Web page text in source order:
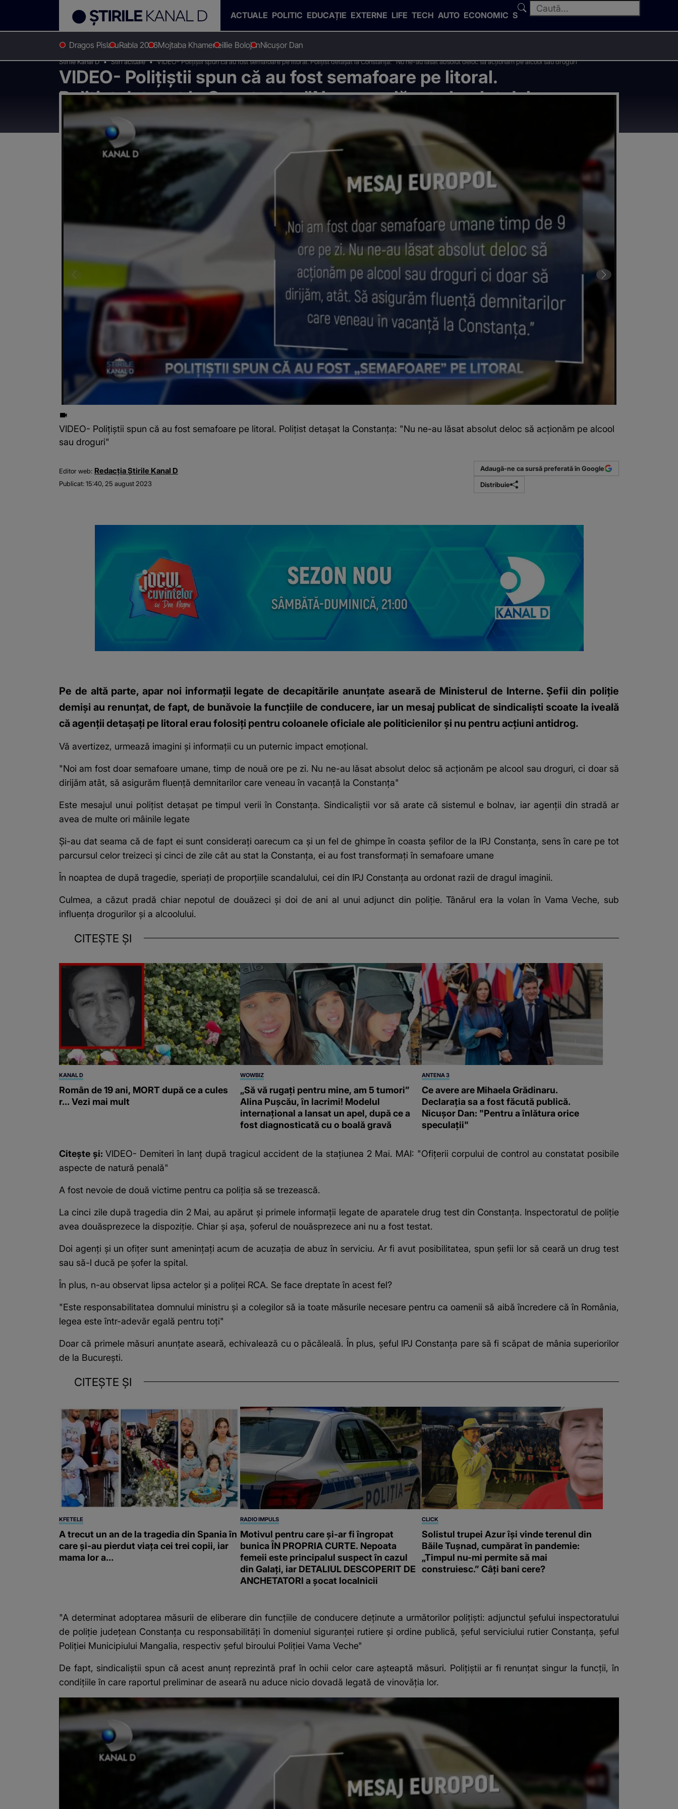
ACTUALE POLITIC EDUCAȚIE EXTERNE LIFE TECH AUTO ECONOMIC SPORT
Dragos PislaruRabla 2026Mojtaba KhameneiIlie BolojanNicușor Dan
Stirile Kanal D Stiri actuale VIDEO- Polițiștii spun că au fost semafoare pe litoral. Polițist detașat la Constanța: "Nu ne-au lăsat absolut deloc să acționăm pe alcool sau droguri"
VIDEO- Polițiștii spun că au fost semafoare pe litoral.
Polițist detașat la Constanța: "Nu ne-au lăsat absolut deloc
să acționăm pe alcool sau droguri"
VIDEO- Polițiștii spun că au fost semafoare pe litoral. Polițist detașat la Constanța: "Nu ne-au lăsat absolut deloc să acționăm pe alcool
sau droguri"
Editor web: Redacția Știrile Kanal D
Publicat:15:40, 25 august 2023
Adaugă-ne ca sursă preferată în Google
Distribuie
Pe de altă parte, apar noi informații legate de decapitările anunțate aseară de Ministerul de Interne. Șefii din poliție
demiși au renunțat, de fapt, de bunăvoie la funcțiile de conducere, iar un mesaj publicat de sindicaliști scoate la iveală
că agenții detașați pe litoral erau folosiți pentru coloanele oficiale ale politicienilor și nu pentru acțiuni antidrog.
Vă avertizez, urmează imagini și informații cu un puternic impact emoțional.
"Noi am fost doar semafoare umane, timp de nouă ore pe zi. Nu ne-au lăsat absolut deloc să acționăm pe alcool sau droguri, ci doar să
dirijăm atât, să asigurăm fluență demnitarilor care veneau în vacanță la Constanța"
Este mesajul unui polițist detașat pe timpul verii în Constanța. Sindicaliștii vor să arate că sistemul e bolnav, iar agenții din stradă ar
avea de multe ori mâinile legate
Și-au dat seama că de fapt ei sunt considerați oarecum ca și un fel de ghimpe în coasta șefilor de la IPJ Constanța, sens în care pe tot
parcursul celor treizeci și cinci de zile cât au stat la Constanța, ei au fost transformați în semafoare umane
În noaptea de după tragedie, speriați de proporțiile scandalului, cei din IPJ Constanța au ordonat razii de dragul imaginii.
Culmea, a căzut pradă chiar nepotul de douăzeci și doi de ani al unui adjunct din poliție. Tânărul era la volan în Vama Veche, sub
influența drogurilor și a alcoolului.
CITEȘTE ȘI
KANAL D
Român de 19 ani, MORT după ce a cules
r... Vezi mai mult
WOWBIZ
„Să vă rugați pentru mine, am 5 tumori”
Alina Pușcău, în lacrimi! Modelul
internațional a lansat un apel, după ce a
fost diagnosticată cu o boală gravă
ANTENA 3
Ce avere are Mihaela Grădinaru.
Declarația sa a fost făcută publică.
Nicușor Dan: "Pentru a înlătura orice
speculații"
Citește și: VIDEO- Demiteri în lanț după tragicul accident de la stațiunea 2 Mai. MAI: "Ofițerii corpului de control au constatat posibile
aspecte de natură penală"
A fost nevoie de două victime pentru ca poliția să se trezească.
La cinci zile după tragedia din 2 Mai, au apărut și primele informații legate de aparatele drug test din Constanța. Inspectoratul de poliție
avea douăsprezece la dispoziție. Chiar și așa, șoferul de nouăsprezece ani nu a fost testat.
Doi agenți și un ofițer sunt amenințați acum de acuzația de abuz în serviciu. Ar fi avut posibilitatea, spun șefii lor să ceară un drug test
sau să-l ducă pe șofer la spital.
În plus, n-au observat lipsa actelor și a poliței RCA. Se face dreptate în acest fel?
"Este responsabilitatea domnului ministru și a colegilor să ia toate măsurile necesare pentru ca oamenii să aibă încredere că în România,
legea este într-adevăr egală pentru toți"
Doar că primele măsuri anunțate aseară, echivalează cu o păcăleală. În plus, șeful IPJ Constanța pare să fi scăpat de mânia superiorilor
de la București.
CITEȘTE ȘI
KFETELE
A trecut un an de la tragedia din Spania în
care și-au pierdut viața cei trei copii, iar
mama lor a…
RADIO IMPULS
Motivul pentru care și-ar fi îngropat
bunica ÎN PROPRIA CURTE. Nepoata
femeii este principalul suspect în cazul
din Galați, iar DETALIUL DESCOPERIT DE
ANCHETATORI a șocat localnicii
CLICK
Solistul trupei Azur își vinde terenul din
Băile Tușnad, cumpărat în pandemie:
„Timpul nu-mi permite să mai
construiesc.” Câți bani cere?
"A determinat adoptarea măsurii de eliberare din funcțiile de conducere deținute a următorilor polițiști: adjunctul șefului inspectoratului
de poliție județean Constanța cu responsabilități în domeniul siguranței rutiere și ordine publică, șeful serviciului rutier Constanța, șeful
Poliției Municipiului Mangalia, respectiv șeful biroului Poliției Vama Veche"
De fapt, sindicaliștii spun că acest anunț reprezintă praf în ochii celor care așteaptă măsuri. Polițiștii ar fi renunțat singur la funcții, în
condițiile în care raportul preliminar de aseară nu aduce nicio dovadă legată de vinovăția lor.